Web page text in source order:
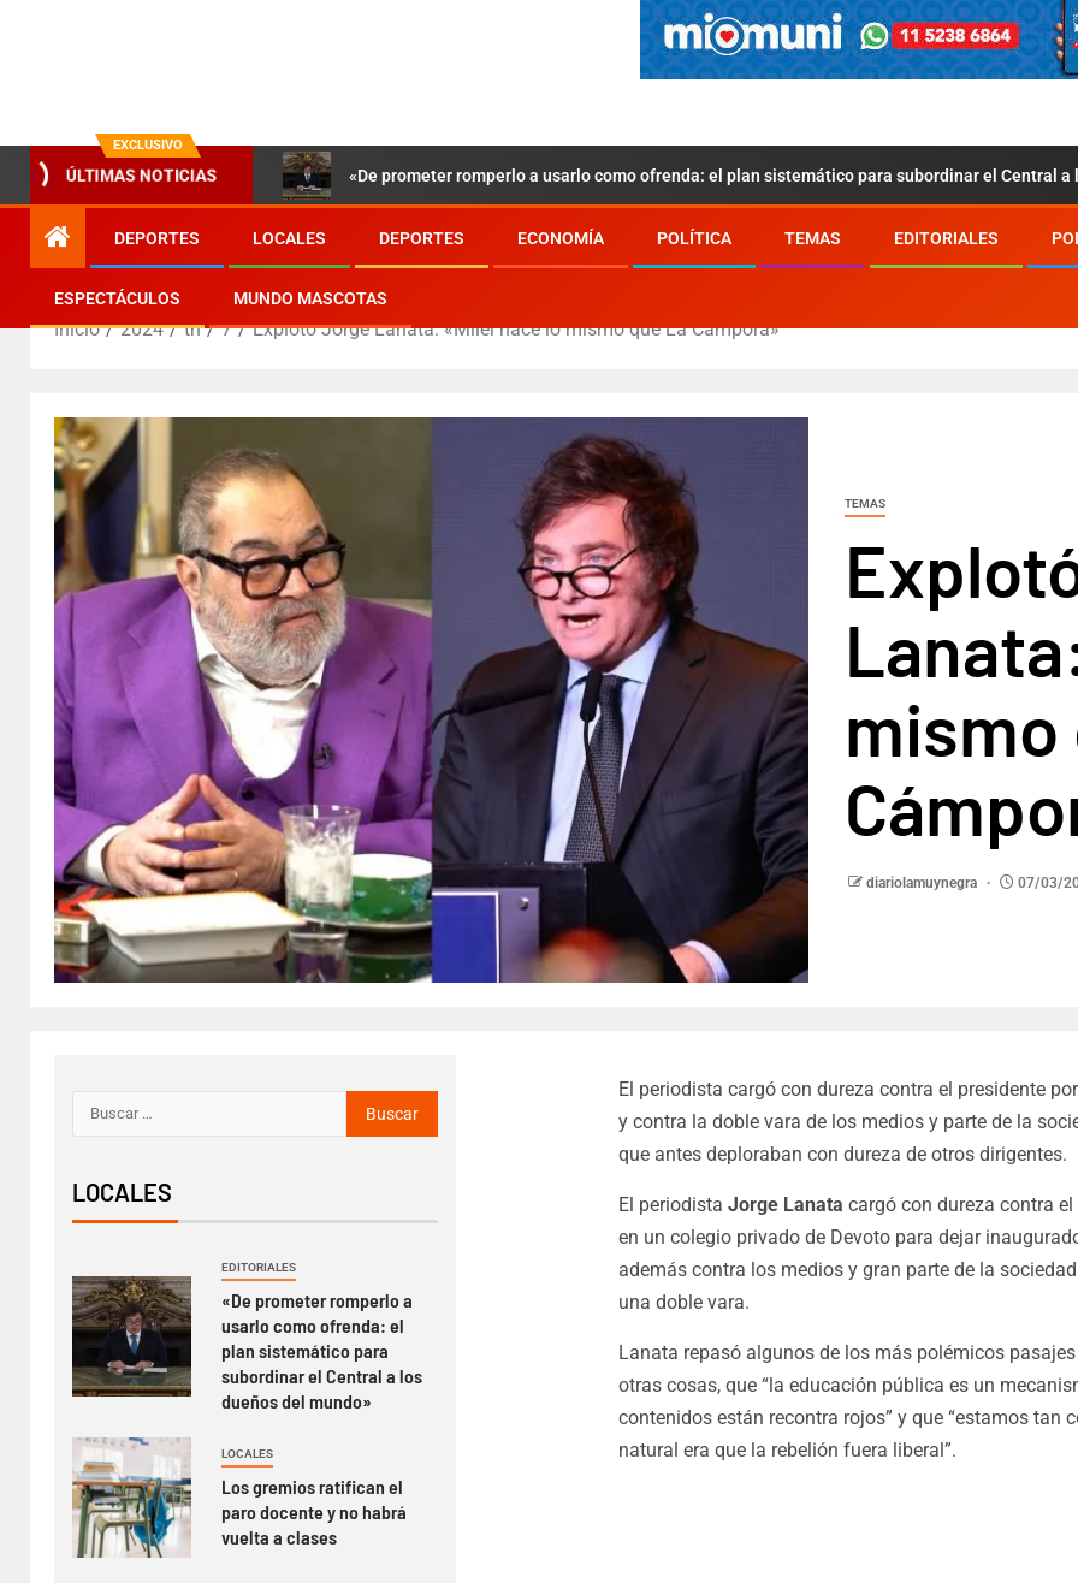
EXCLUSIVO
ÚLTIMAS NOTICIAS «De prometer romperlo a usarlo como ofrenda: el plan sistemático para subordinar el Central a
DEPORTES LOCALES DEPORTES ECONOMÍA POLÍTICA TEMAS EDITORIALES
ESPECTÁCULOS MUNDO MASCOTAS
Inicio 2024 th 7 Explotó Jorge Lanata: «Milei hace lo mismo que La Cámpora»
TEMAS
mismo
diariolamuynegra 07/03/
El periodista cargó con dureza contra el presidente
y contra la doble vara de los medios y parte de la
que antes deploraban con dureza de otros dirigentes.
El periodista Jorge Lanata cargó con dureza contra el
en un colegio privado de Devoto para dejar
además contra los medios y gran parte de la
una doble vara.
Lanata repasó algunos de los más polémicos
otras cosas, que “la educación pública es un
contenidos están recontra rojos” y que “estamos tan
natural era que la rebelión fuera liberal”.
LOCALES
EDITORIALES
«De prometer romperlo a
usarlo como ofrenda: el
plan sistemático para
subordinar el Central a los
dueños del mundo»
LOCALES
Los gremios ratifican el
paro docente y no habrá
vuelta a clases